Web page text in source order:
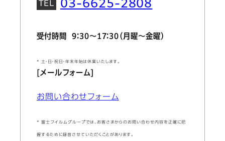
03-6625-2808
受付時間 9：30～17：30（月曜～金曜）
* 土・日・祝日・年末年始は休業いたします。
[メールフォーム]
お問い合わせフォーム
* 富士フイルムグループでは、お客さまからのお問い合わせ内容を正確に把
握するために録音させていただくことがあります。